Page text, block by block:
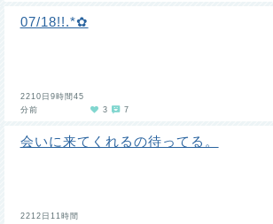
07/18!!.*✿
2210日9時間45
分前
3 7
会いに来てくれるの待ってる。
2212日11時間